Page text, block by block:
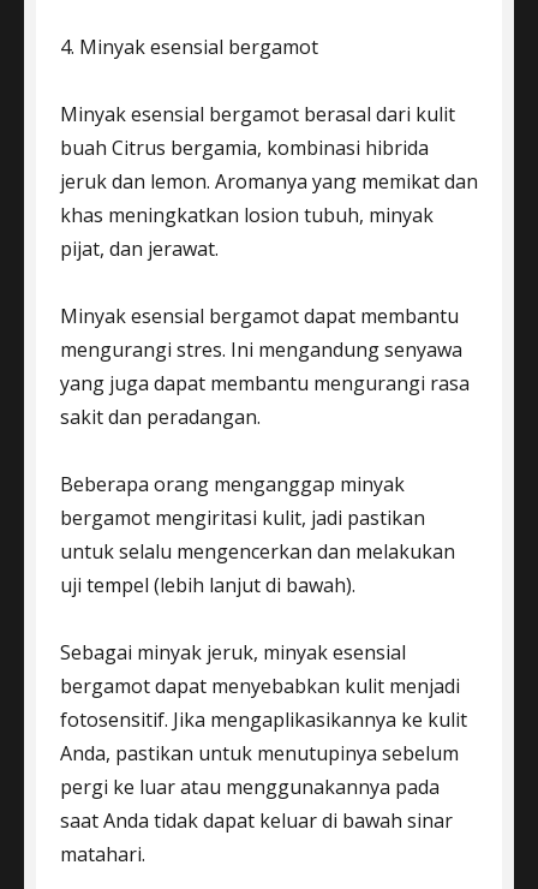
4. Minyak esensial bergamot
Minyak esensial bergamot berasal dari kulit
buah Citrus bergamia, kombinasi hibrida
jeruk dan lemon. Aromanya yang memikat dan
khas meningkatkan losion tubuh, minyak
pijat, dan jerawat.
Minyak esensial bergamot dapat membantu
mengurangi stres. Ini mengandung senyawa
yang juga dapat membantu mengurangi rasa
sakit dan peradangan.
Beberapa orang menganggap minyak
bergamot mengiritasi kulit, jadi pastikan
untuk selalu mengencerkan dan melakukan
uji tempel (lebih lanjut di bawah).
Sebagai minyak jeruk, minyak esensial
bergamot dapat menyebabkan kulit menjadi
fotosensitif. Jika mengaplikasikannya ke kulit
Anda, pastikan untuk menutupinya sebelum
pergi ke luar atau menggunakannya pada
saat Anda tidak dapat keluar di bawah sinar
matahari.